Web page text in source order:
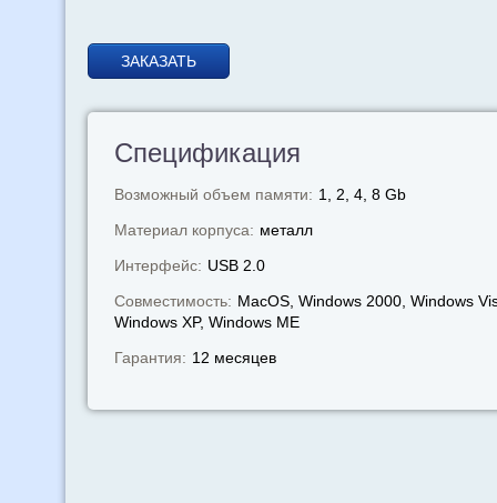
ЗАКАЗАТЬ
Спецификация
Возможный объем памяти: 1, 2, 4, 8 Gb
Материал корпуса: металл
Интерфейс: USB 2.0
Совместимость: MacOS, Windows 2000, Windows
Windows XP, Windows МЕ
Гарантия: 12 месяцев